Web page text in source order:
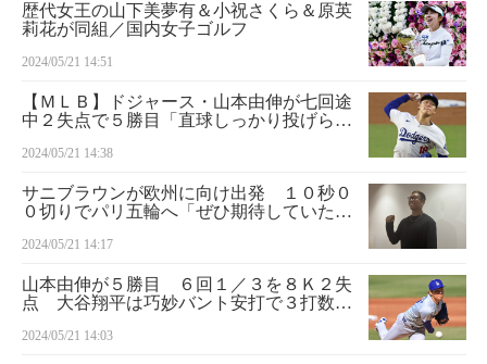
歴代女王の山下美夢有＆小祝さくら＆原英
莉花が同組／国内女子ゴルフ
2024/05/21 14:51
【ＭＬＢ】ドジャース・山本由伸が七回途
中２失点で５勝目「直球しっかり投げられ
み重ねて頑張りたい」
2024/05/21 14:38
サニブラウンが欧州に向け出発 １０秒０
０切りでパリ五輪へ「ぜひ期待していただ
2024/05/21 14:17
山本由伸が５勝目 ６回１／３を８Ｋ２失
点 大谷翔平は巧妙バント安打で３打数１
2024/05/21 14:03